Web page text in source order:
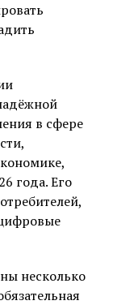
в сфере
года. Его
несколько